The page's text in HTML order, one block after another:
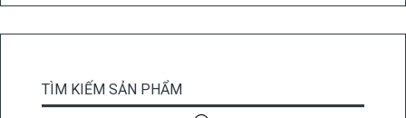
TÌM KIẾM SẢN PHẨM